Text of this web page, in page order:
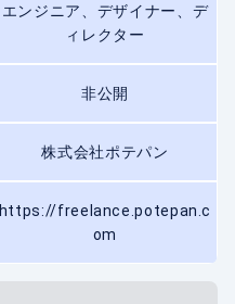
エンジニア、デザイナー、デ
ィレクター
非公開
株式会社ポテパン
https://freelance.potepan.c
om